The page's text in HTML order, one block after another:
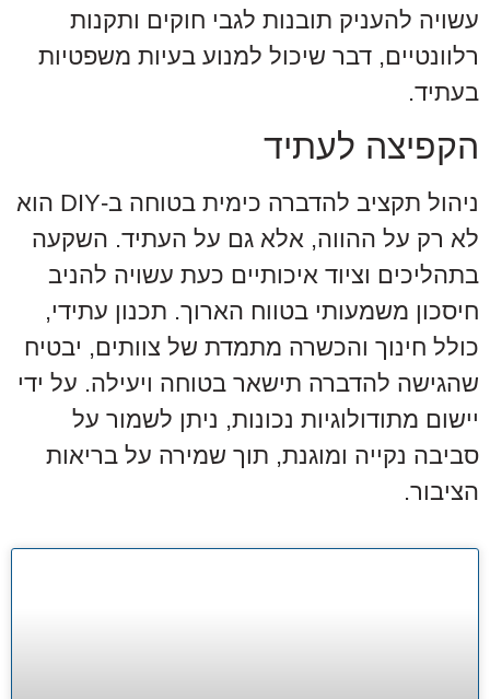
עשויה להעניק תובנות לגבי חוקים ותקנות
רלוונטיים, דבר שיכול למנוע בעיות משפטיות
בעתיד.
הקפיצה לעתיד
ניהול תקציב להדברה כימית בטוחה ב-DIY הוא
לא רק על ההווה, אלא גם על העתיד. השקעה
בתהליכים וציוד איכותיים כעת עשויה להניב
חיסכון משמעותי בטווח הארוך. תכנון עתידי,
כולל חינוך והכשרה מתמדת של צוותים, יבטיח
שהגישה להדברה תישאר בטוחה ויעילה. על ידי
יישום מתודולוגיות נכונות, ניתן לשמור על
סביבה נקייה ומוגנת, תוך שמירה על בריאות
הציבור.